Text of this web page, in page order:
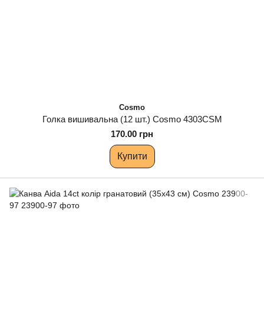
Cosmo
Голка вишивальна (12 шт.) Cosmo 4303CSM
170.00 грн
Купити